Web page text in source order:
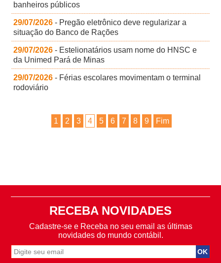
banheiros públicos
29/07/2026 - Pregão eletrônico deve regularizar a
situação do Banco de Rações
29/07/2026 - Estelionatários usam nome do HNSC e
da Unimed Pará de Minas
29/07/2026 - Férias escolares movimentam o terminal
rodoviário
1 2 3 4 5 6 7 8 9 Fim
RECEBA NOVIDADES
Cadastre-se e Receba no seu email as últimas
novidades do mundo contábil.